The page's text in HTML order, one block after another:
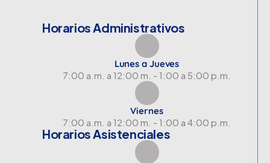
Horarios Administrativos
Lunes a Jueves
7:00 a.m. a 12:00 m. - 1:00 a 5:00 p.m.
Viernes
7:00 a.m. a 12:00 m. - 1:00 a 4:00 p.m.
Horarios Asistenciales